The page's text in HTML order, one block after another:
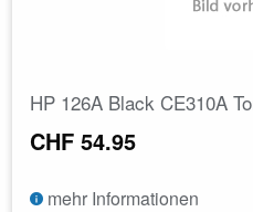
HP 126A Black CE310A
CHF 54.95
mehr Informationen